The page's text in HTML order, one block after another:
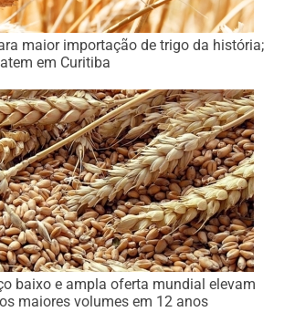
maior importação de trigo da história;
em Curitiba
baixo e ampla oferta mundial elevam
maiores volumes em 12 anos